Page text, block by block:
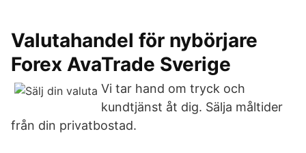
Valutahandel för nybörjare
Forex AvaTrade Sverige
Vi tar hand om tryck och
kundtjänst åt dig. Sälja måltider
från din privatbostad.